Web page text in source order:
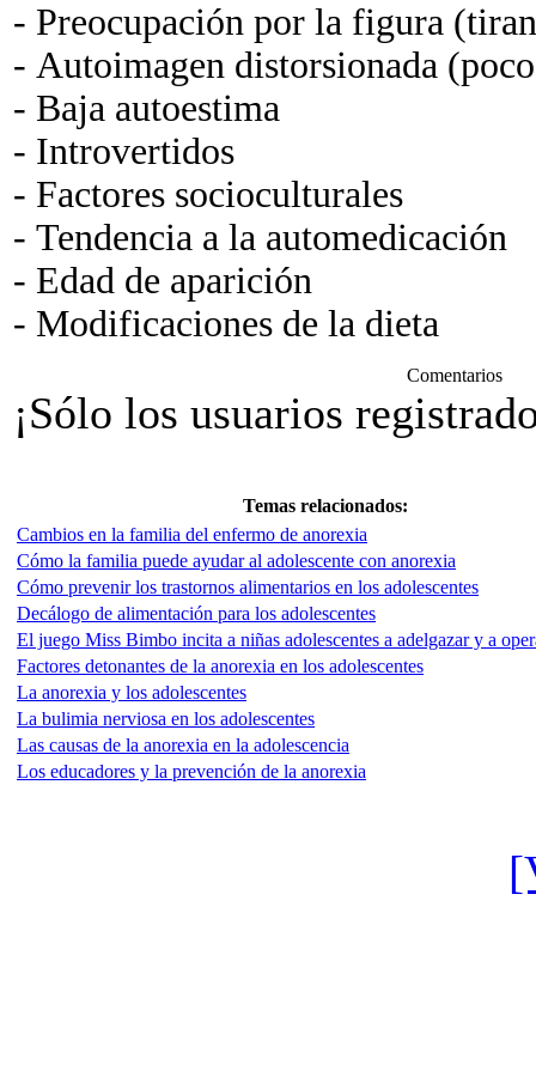
- Preocupación por la figura
- Autoimagen distorsionada
- Baja autoestima
- Introvertidos
- Factores socioculturales
- Tendencia a la automedicación
- Edad de aparición
- Modificaciones de la dieta
Comentarios
¡Sólo los usuarios
Temas relacionados:
Cambios en la familia del enfermo de anorexia
Cómo la familia puede ayudar al adolescente con anorexia
Cómo prevenir los trastornos alimentarios en los adolescentes
Decálogo de alimentación para los adolescentes
El juego Miss Bimbo incita a niñas adolescentes a adelgazar y a
Factores detonantes de la anorexia en los adolescentes
La anorexia y los adolescentes
La bulimia nerviosa en los adolescentes
Las causas de la anorexia en la adolescencia
Los educadores y la prevención de la anorexia